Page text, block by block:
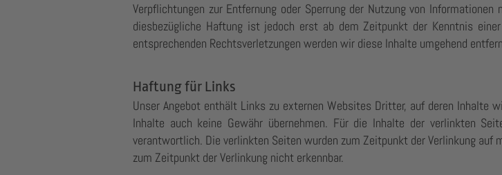
Verpflichtungen zur Entfernung oder Sperrung der Nutzung von
diesbezügliche Haftung ist jedoch erst ab dem Zeitpunkt der Kenntnis
entsprechenden Rechtsverletzungen werden wir diese Inhalte umgehend
Haftung für Links
Unser Angebot enthält Links zu externen Websites Dritter, auf deren Inhalte
Inhalte auch keine Gewähr übernehmen. Für die Inhalte der verlinkten
verantwortlich. Die verlinkten Seiten wurden zum Zeitpunkt der Verlinkung
zum Zeitpunkt der Verlinkung nicht erkennbar.